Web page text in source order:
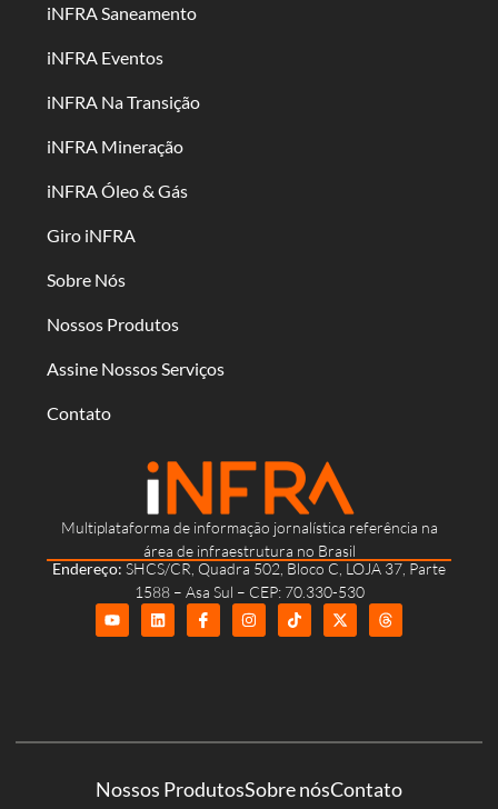
Multiplataforma de informação jornalística referência na
área de infraestrutura no Brasil
Endereço: SHCS/CR, Quadra 502, Bloco C, LOJA 37, Parte
1588 – Asa Sul – CEP: 70.330-530
iNFRA Saneamento
iNFRA Eventos
iNFRA Na Transição
iNFRA Mineração
iNFRA Óleo & Gás
Giro iNFRA
Sobre Nós
Nossos Produtos
Assine Nossos Serviços
Contato
Nossos ProdutosSobre nósContato